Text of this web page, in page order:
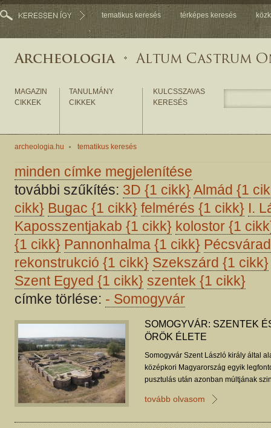
tematikus keresés térképes keresés
MAGAZIN
CIKKEK
TANULMÁNY
CIKKEK
KULCSSZAVAS
KERESÉS
archeologia.hu tematikus keresés
minden címke megjelenítése
további szűkítés: 3D {1 cikk}Almád {1
cikk} Bugac {1 cikk} felmérés {1 cikk} I.
Kaposszentjakab {1 cikk} kolostor {1
{1 cikk} Pannonhalma {1 cikk}
rekonstrukció {1 cikk} Szekszárd {1 cikk}
Szent Egyed {1 cikk} szentek {1 cikk}
címke törlése: - Somogyvár
SOMOGYVÁR: SZENTEK
ÖRÖK ÉLETE
Somogyvár Szent László király által
középkori Magyarország egyik
pusztulás után azonban múltjának
tudomány a legjobb szándékkal is
tovább olvasom